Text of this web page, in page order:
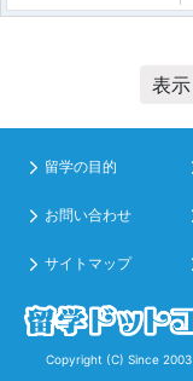
留学の目的
お問い合わせ
サイトマップ
Copyright (C) Since 2003